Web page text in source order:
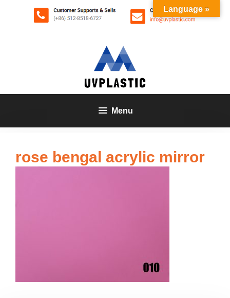
Menu
rose bengal acrylic mirror
Language »